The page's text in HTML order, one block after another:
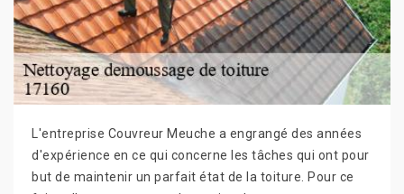
L'entreprise Couvreur Meuche a engrangé des années
d'expérience en ce qui concerne les tâches qui ont pour
but de maintenir un parfait état de la toiture. Pour ce